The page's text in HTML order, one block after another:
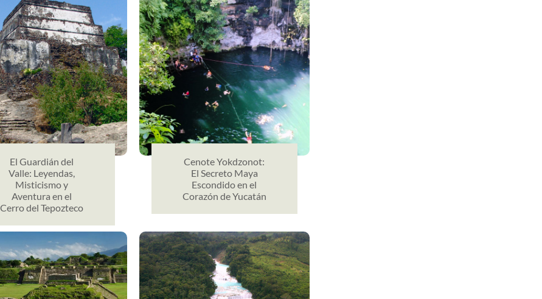
El Guardián del
Valle: Leyendas,
Misticismo y
Aventura en el
Cerro del Tepozteco
Cenote Yokdzonot:
El Secreto Maya
Escondido en el
Corazón de Yucatán